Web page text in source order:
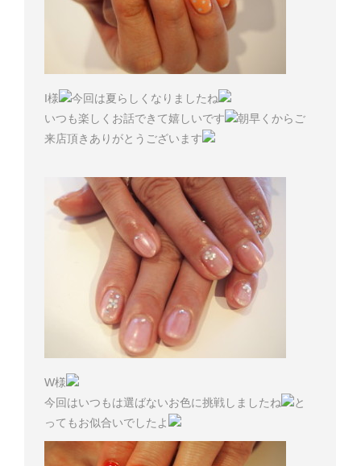
I様
今回は夏らしくなりましたね
いつも楽しくお話できて嬉しいです
朝早くからご
来店頂きありがとうございます
W様
今回はいつもは選ばないお色に挑戦しましたね
と
ってもお似合いでしたよ